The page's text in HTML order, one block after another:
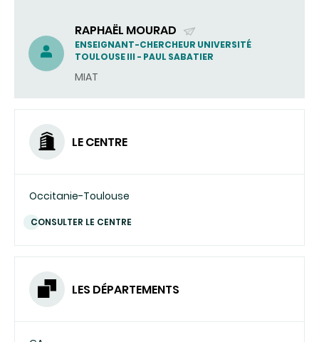
RAPHAËL MOURAD
(ENVOYER
UN
COURRIEL)
ENSEIGNANT-CHERCHEUR UNIVERSITÉ
TOULOUSE III - PAUL SABATIER
MIAT
LE CENTRE
Occitanie-Toulouse
CONSULTER LE CENTRE
LES DÉPARTEMENTS